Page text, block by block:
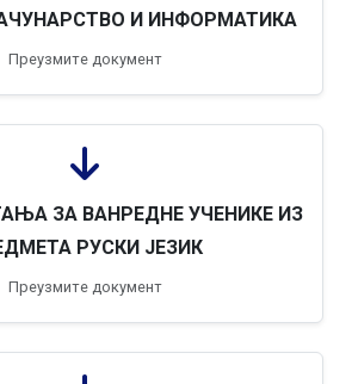
И ИНФОРМАТИКА
Преузмите документ
ЗА ВАНРЕДНЕ УЧЕНИКЕ ИЗ
РУСКИ ЈЕЗИК
Преузмите документ